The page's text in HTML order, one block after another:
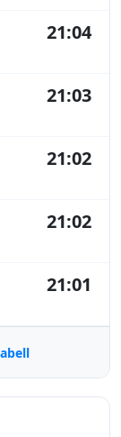
21:04
21:03
21:02
21:02
21:01